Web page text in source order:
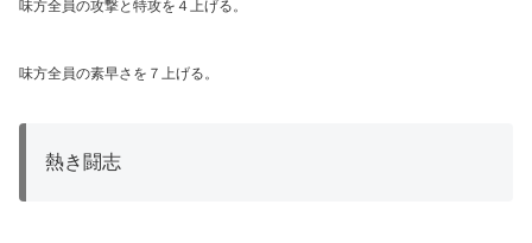
味方全員の攻撃と特攻を４上げる。
味方全員の素早さを７上げる。
熱き闘志